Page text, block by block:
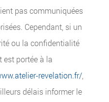
pas communiquées
Cependant, si un
ou la confidentialité
est portée à la
revelation.fr/,
délais informer le